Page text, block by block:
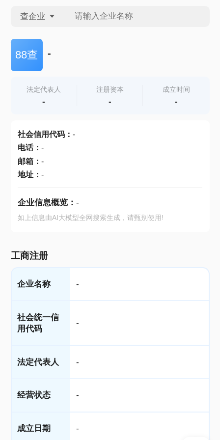
查企业
查企业
查产地
88查 -
法定代表人
-
注册资本
-
成立时间
-
社会信用代码： -
电话： -
邮箱： -
地址： -
企业信息概览： -
如上信息由AI大模型全网搜索生成，请甄别使用!
工商注册
企业名称 -
社会统一信
用代码
-
法定代表人 -
经营状态 -
成立日期 -